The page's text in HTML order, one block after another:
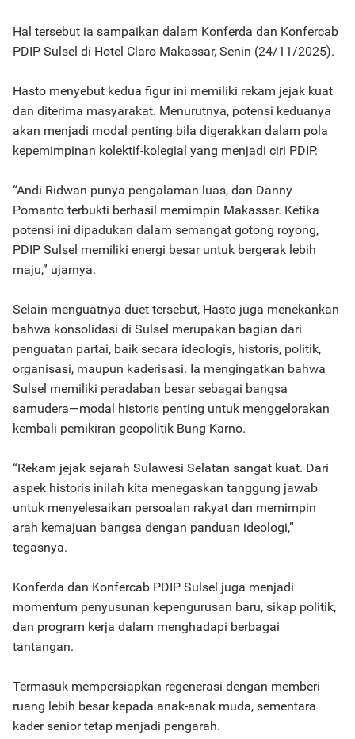
Hal tersebut ia sampaikan dalam Konferda dan Konfercab
PDIP Sulsel di Hotel Claro Makassar, Senin (24/11/2025).
Hasto menyebut kedua figur ini memiliki rekam jejak kuat
dan diterima masyarakat. Menurutnya, potensi keduanya
akan menjadi modal penting bila digerakkan dalam pola
kepemimpinan kolektif-kolegial yang menjadi ciri PDIP.
“Andi Ridwan punya pengalaman luas, dan Danny
Pomanto terbukti berhasil memimpin Makassar. Ketika
potensi ini dipadukan dalam semangat gotong royong,
PDIP Sulsel memiliki energi besar untuk bergerak lebih
maju,” ujarnya.
Selain menguatnya duet tersebut, Hasto juga menekankan
bahwa konsolidasi di Sulsel merupakan bagian dari
penguatan partai, baik secara ideologis, historis, politik,
organisasi, maupun kaderisasi. Ia mengingatkan bahwa
Sulsel memiliki peradaban besar sebagai bangsa
samudera—modal historis penting untuk menggelorakan
kembali pemikiran geopolitik Bung Karno.
“Rekam jejak sejarah Sulawesi Selatan sangat kuat. Dari
aspek historis inilah kita menegaskan tanggung jawab
untuk menyelesaikan persoalan rakyat dan memimpin
arah kemajuan bangsa dengan panduan ideologi,”
tegasnya.
Konferda dan Konfercab PDIP Sulsel juga menjadi
momentum penyusunan kepengurusan baru, sikap politik,
dan program kerja dalam menghadapi berbagai
tantangan.
Termasuk mempersiapkan regenerasi dengan memberi
ruang lebih besar kepada anak-anak muda, sementara
kader senior tetap menjadi pengarah.